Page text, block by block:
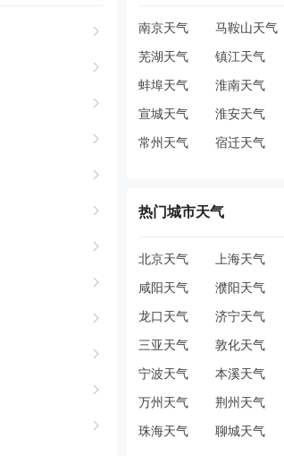
南京天气 马鞍山天气
芜湖天气 镇江天气
蚌埠天气 淮南天气
宣城天气 淮安天气
常州天气 宿迁天气
热门城市天气
北京天气 上海天气
咸阳天气 濮阳天气
龙口天气 济宁天气
三亚天气 敦化天气
宁波天气 本溪天气
万州天气 荆州天气
珠海天气 聊城天气